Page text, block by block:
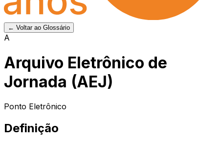
← Voltar ao Glossário
A
Arquivo Eletrônico de
Jornada (AEJ)
Ponto Eletrônico
Definição